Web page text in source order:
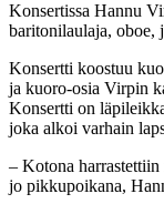
Konsertissa Hannu
baritonilaulaja, oboe,
Konsertti koostuu
ja kuoro-osia Virpin
Konsertti on
joka alkoi varhain
– Kotona
jo pikkupoikana,